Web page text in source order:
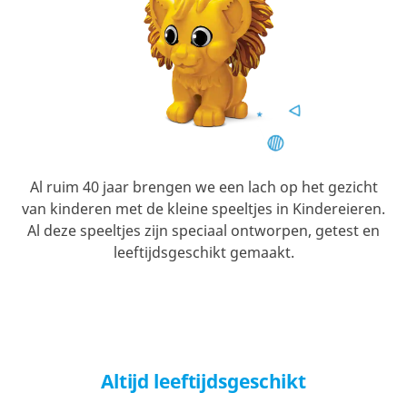
Al ruim 40 jaar brengen we een lach op het gezicht
van kinderen met de kleine speeltjes in Kindereieren.
Al deze speeltjes zijn speciaal ontworpen, getest en
leeftijdsgeschikt gemaakt.
Altijd leeftijdsgeschikt